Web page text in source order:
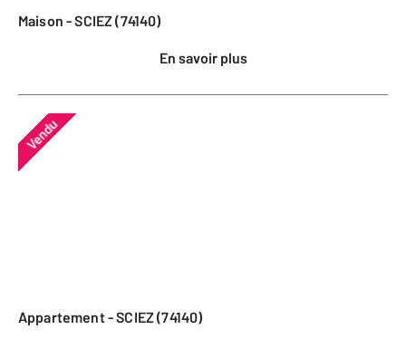
Maison - SCIEZ (74140)
En savoir plus
Vendu
Appartement - SCIEZ (74140)